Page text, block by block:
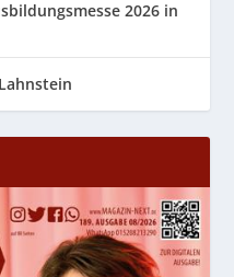
2026 in